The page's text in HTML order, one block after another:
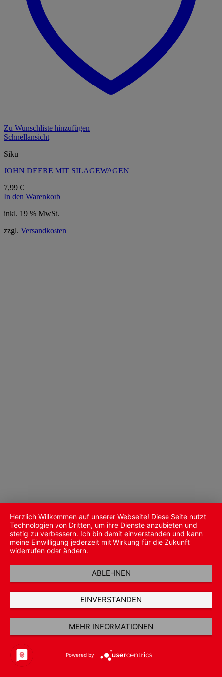
Zu Wunschliste hinzufügen
Schnellansicht
Siku
JOHN DEERE MIT SILAGEWAGEN
7,99 €
In den Warenkorb
inkl. 19 % MwSt.
zzgl. Versandkosten
Herzlich Willkommen auf unserer Webseite! Diese Seite nutzt
Technologien von Dritten, um ihre Dienste anzubieten und
stetig zu verbessern. Ich bin damit einverstanden und kann
meine Einwilligung jederzeit mit Wirkung für die Zukunft
widerrufen oder ändern.
ABLEHNEN
EINVERSTANDEN
MEHR INFORMATIONEN
Powered by